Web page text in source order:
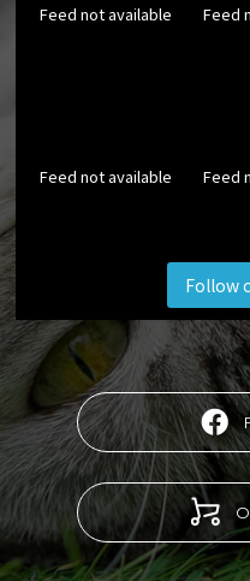
Feed not available Feed
Feed not available Feed
Follow